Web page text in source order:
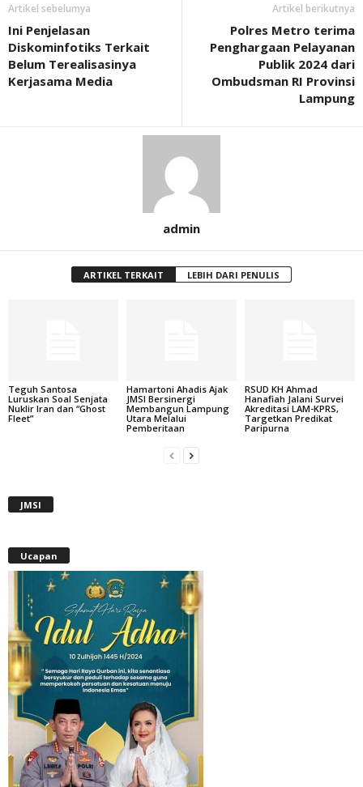
Artikel sebelumya
Ini Penjelasan
Diskominfotiks Terkait
Belum Terealisasinya
Kerjasama Media
Artikel berikutnya
Polres Metro terima
Penghargaan Pelayanan
Publik 2024 dari
Ombudsman RI Provinsi
Lampung
admin
ARTIKEL TERKAIT LEBIH DARI PENULIS
Teguh Santosa
Luruskan Soal Senjata
Nuklir Iran dan “Ghost
Fleet”
Hamartoni Ahadis Ajak
JMSI Bersinergi
Membangun Lampung
Utara Melalui
Pemberitaan
RSUD KH Ahmad
Hanafiah Jalani Survei
Akreditasi LAM-KPRS,
Targetkan Predikat
Paripurna
JMSI
Ucapan